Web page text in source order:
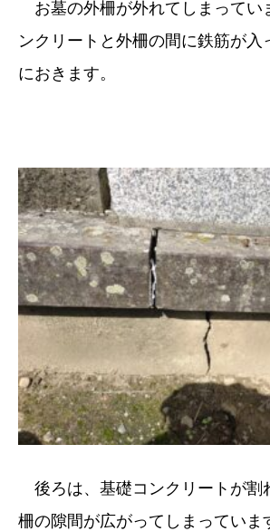
お墓の外柵が外れてしまってい
ンクリートと外柵の間に鉄筋が入
におきます。
後ろは、基礎コンクリートが割
柵の隙間が広がってしまっていま